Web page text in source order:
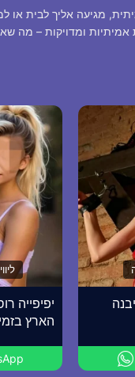
מגיעה אליך לבית או
אמיתיות ומדויקות – מה
יפיפייה
הארץ